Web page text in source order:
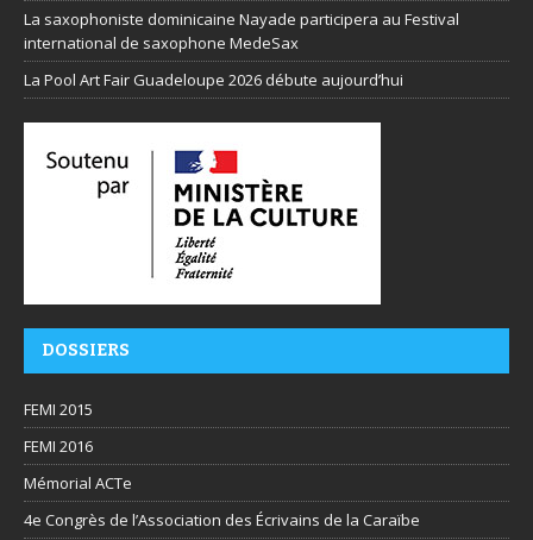
La saxophoniste dominicaine Nayade participera au Festival
international de saxophone MedeSax
La Pool Art Fair Guadeloupe 2026 débute aujourd’hui
DOSSIERS
FEMI 2015
FEMI 2016
Mémorial ACTe
4e Congrès de l’Association des Écrivains de la Caraïbe